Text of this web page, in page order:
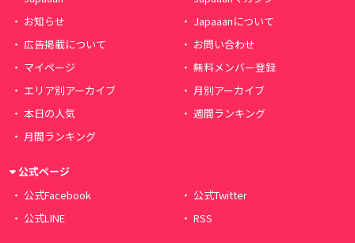
お知らせ
Japaaanについて
広告掲載について
お問い合わせ
マイページ
無料メンバー登録
エリア別アーカイブ
月別アーカイブ
本日の人気
週間ランキング
月間ランキング
公式ページ
公式Facebook
公式Twitter
公式LINE
RSS